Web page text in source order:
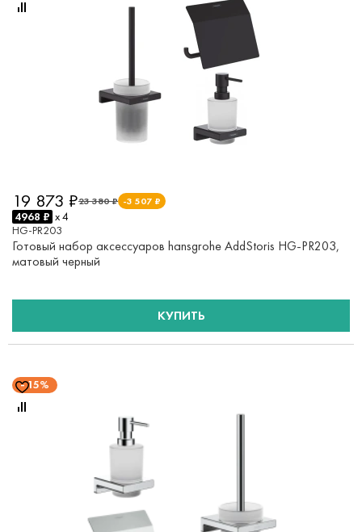
23 380 ₽ -3 507 ₽
19 873 ₽
4968 ₽ x 4
HG-PR203
Готовый набор аксессуаров hansgrohe AddStoris HG-PR203,
матовый черный
КУПИТЬ
15%